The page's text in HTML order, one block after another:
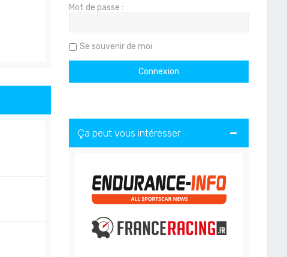
Mot de passe :
Se souvenir de moi
Ça peut vous intéresser